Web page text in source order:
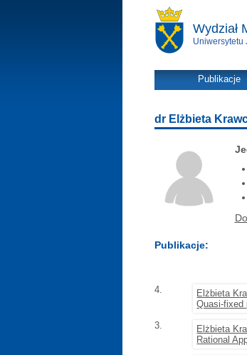
Wydział
Uniwersytetu
Publikacje
dr Elżbieta
Publikacje:
4.
Elżbieta
Quasi-
3.
Elżbieta
Rational